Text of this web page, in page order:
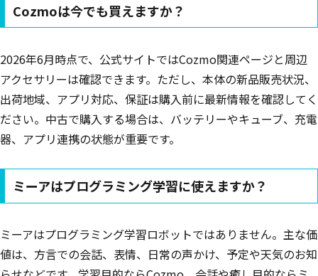
Cozmoは今でも買えますか？
2026年6月時点で、公式サイトではCozmo関連ページと周辺
アクセサリーは確認できます。ただし、本体の新品販売状況、
出荷地域、アプリ対応、保証は購入前に最新情報を確認してく
ださい。中古で購入する場合は、バッテリーやキューブ、充電
器、アプリ連携の状態が重要です。
ミーアはプログラミング学習に使えますか？
ミーアはプログラミング学習ロボットではありません。主な価
値は、方言での会話、表情、日常の声かけ、予定や天気のお知